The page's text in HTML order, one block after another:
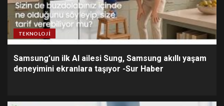
TEKNOLOJI
Samsung’un ilk AI ailesi Sung, Samsung akıllı yaşam
deneyimini ekranlara taşıyor -Sur Haber